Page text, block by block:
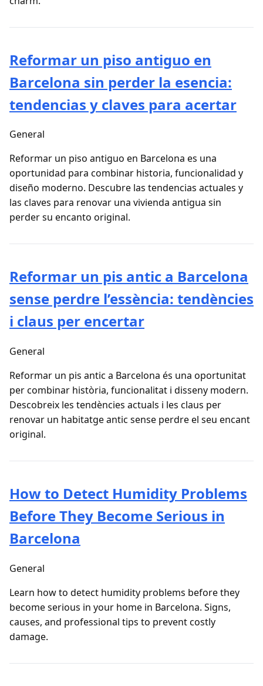
Reformar un piso antiguo en
Barcelona sin perder la esencia:
tendencias y claves para acertar
General
Reformar un piso antiguo en Barcelona es una
oportunidad para combinar historia, funcionalidad y
diseño moderno. Descubre las tendencias actuales y
las claves para renovar una vivienda antigua sin
perder su encanto original.
Reformar un pis antic a Barcelona
sense perdre l’essència: tendències
i claus per encertar
General
Reformar un pis antic a Barcelona és una oportunitat
per combinar història, funcionalitat i disseny modern.
Descobreix les tendències actuals i les claus per
renovar un habitatge antic sense perdre el seu encant
original.
How to Detect Humidity Problems
Before They Become Serious in
Barcelona
General
Learn how to detect humidity problems before they
become serious in your home in Barcelona. Signs,
causes, and professional tips to prevent costly
damage.